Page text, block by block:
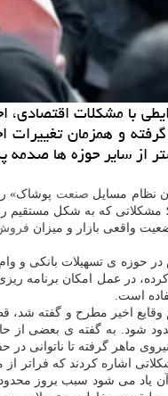
مشکلات اقتصادی،
و همزمان
از سایر حوزه ها
نظام مسایل صنعت پوشاک»
که به شکل مستقیم
واقعی بازار و میزان
حوزه ی تسهیلات بانکی و
کرده، در عمل امکان
است.
محدود شود. به گفته ی بعضی
ماهر گرفته تا ناتوانی
اشاره کردند که
آن یاد می شود سبب بروز